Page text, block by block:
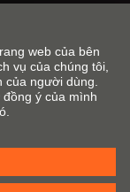
ngữ
Cookie